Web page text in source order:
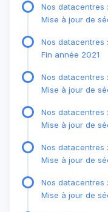
Nos datacentres :
Mise à jour de
Nos datacentres :
Fin année 2021
Nos datacentres :
Mise à jour de
Nos datacentres :
Mise à jour de
Nos datacentres :
Mise à jour de
Nos datacentres :
Mise à jour de